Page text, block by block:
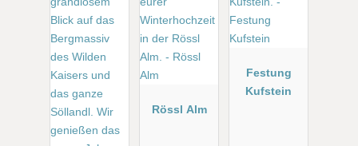
Rössl Alm
Festung
Kufstein